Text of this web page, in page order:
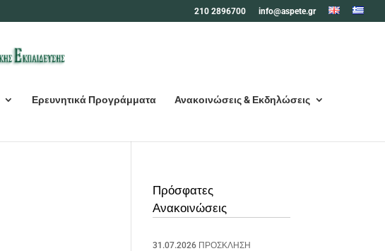
210 2896700 info@aspete.gr
Ερευνητικά Προγράμματα Ανακοινώσεις & Εκδηλώσεις
Πρόσφατες
Ανακοινώσεις
31.07.2026 ΠΡΟΣΚΛΗΣΗ